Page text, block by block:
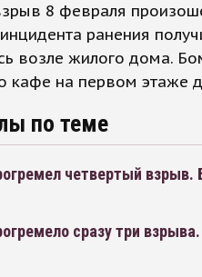
8 февраля
инцидента ранения
возле жилого дома.
кафе на первом этаже
по теме
четвертый взрыв.
сразу три